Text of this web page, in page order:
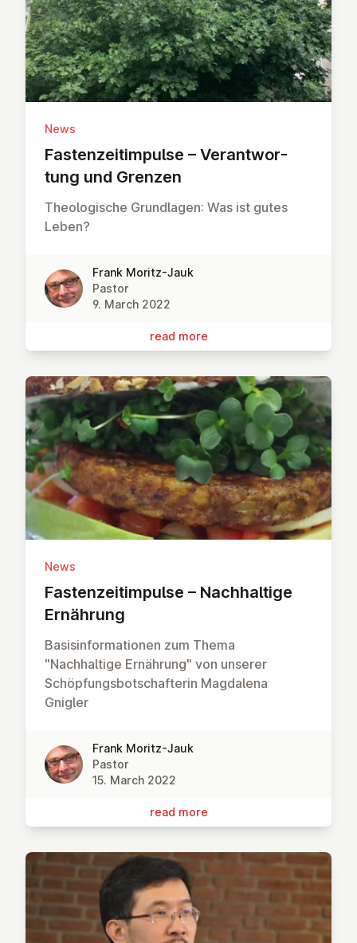
News
Fasten­zei­tim­pulse – Ver­ant­wor­
tung und Grenzen
Theologische Grundlagen: Was ist gutes
Leben?
Frank Moritz-Jauk
Pastor
9. March 2022
read more
News
Fasten­zei­tim­pulse – Nach­haltige
Ernährung
Basisinformationen zum Thema
"Nachhaltige Ernährung" von unserer
Schöpfungsbotschafterin Magdalena
Gnigler
Frank Moritz-Jauk
Pastor
15. March 2022
read more